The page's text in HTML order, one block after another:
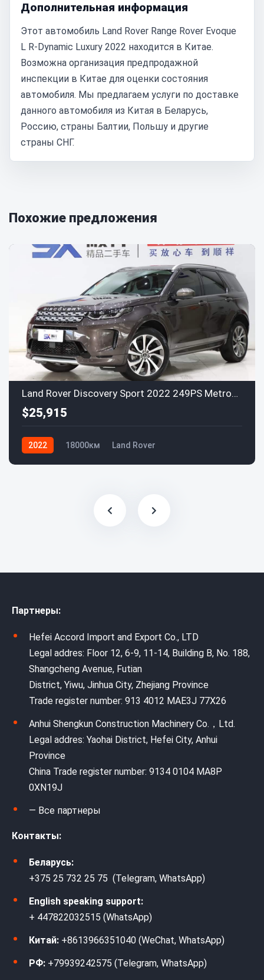
Дополнительная информация
Этот автомобиль Land Rover Range Rover Evoque
L R-Dynamic Luxury 2022 находится в Китае.
Возможна организация предпродажной
инспекции в Китае для оценки состояния
автомобиля. Мы предлагаем услуги по доставке
данного автомобиля из Китая в Беларусь,
Россию, страны Балтии, Польшу и другие
страны СНГ.
Похожие предложения
Land Rover Discovery Sport 2022 249PS Metropolitan Edition 5-seat
$25,915
2022 18000км Land Rover
Партнеры:
Hefei Accord Import and Export Co., LTD
Legal addres: Floor 12, 6-9, 11-14, Building B, No. 188,
Shangcheng Avenue, Futian
District, Yiwu, Jinhua City, Zhejiang Province
Trade register number: 913 4012 MAE3J 77X26
Anhui Shengkun Construction Machinery Co.，Ltd.
Legal addres: Yaohai District, Hefei City, Anhui
Province
China Trade register number: 9134 0104 MA8P
0XN19J
— Все партнеры
Контакты:
Беларусь:
+375 25 732 25 75 (Telegram, WhatsApp)
English speaking support:
+ 447822032515 (WhatsApp)
Китай: +8613966351040 (WeChat, WhatsApp)
РФ: +79939242575 (Telegram, WhatsApp)